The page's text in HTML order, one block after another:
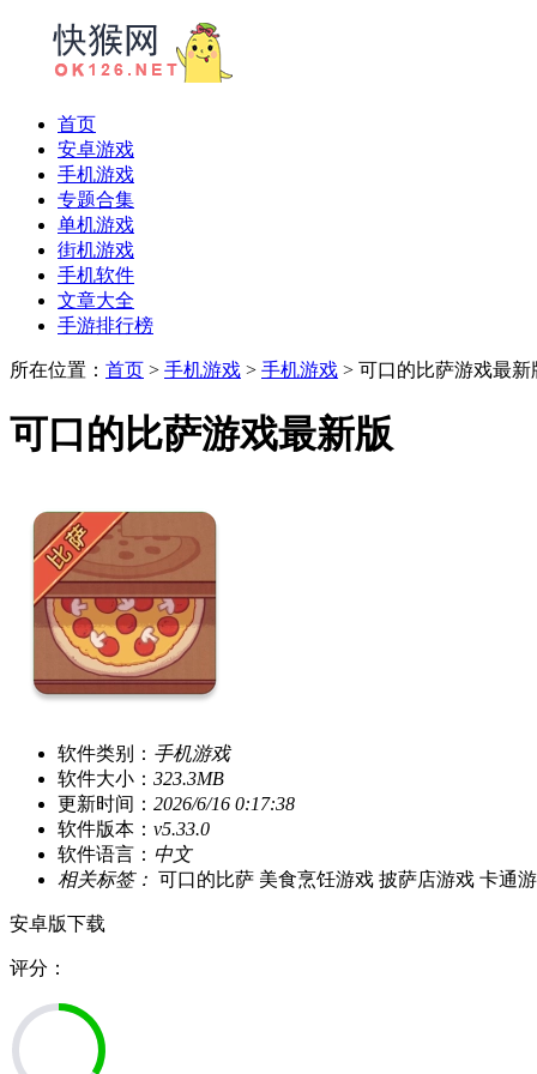
首页
安卓游戏
手机游戏
专题合集
单机游戏
街机游戏
手机软件
文章大全
手游排行榜
所在位置： 首页 > 手机游戏 > 手机游戏 > 可口的比萨游戏最新
可口的比萨游戏最新版
软件类别： 手机游戏
软件大小： 323.3MB
更新时间： 2026/6/16 0:17:38
软件版本： v5.33.0
软件语言： 中文
相关标签： 可口的比萨 美食烹饪游戏 披萨店游戏 卡通
安卓版下载
评分：